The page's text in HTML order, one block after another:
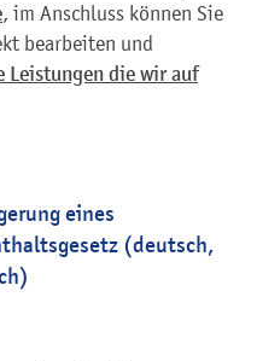
, im Anschluss können Sie
bearbeiten und
Leistungen die wir auf
eines
(deutsch,